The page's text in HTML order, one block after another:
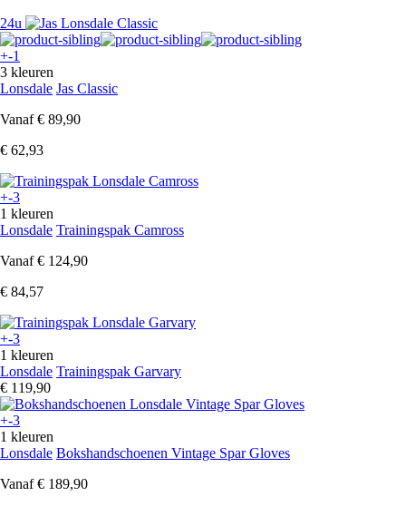
24u
+-1
3 kleuren
Lonsdale Jas Classic
Vanaf € 89,90
€ 62,93
+-3
1 kleuren
Lonsdale Trainingspak Camross
Vanaf € 124,90
€ 84,57
+-3
1 kleuren
Lonsdale Trainingspak Garvary
€ 119,90
+-3
1 kleuren
Lonsdale Bokshandschoenen Vintage Spar Gloves
Vanaf € 189,90